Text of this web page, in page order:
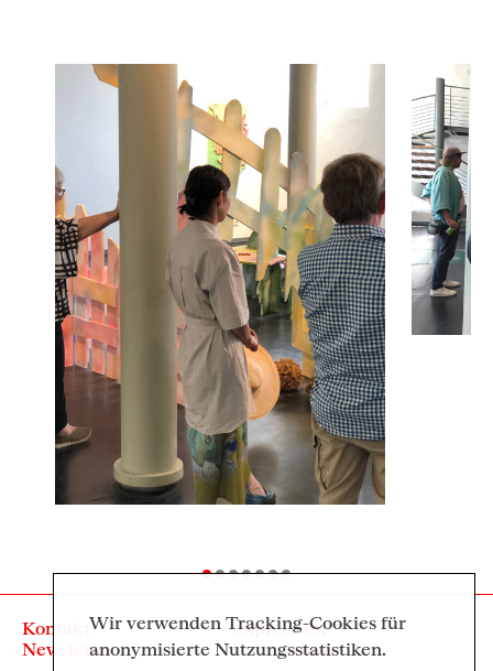
Wir verwenden Tracking-Cookies für
anonymisierte Nutzungsstatistiken.
Kontakt
Impressum
Newsletter
Datenschutz